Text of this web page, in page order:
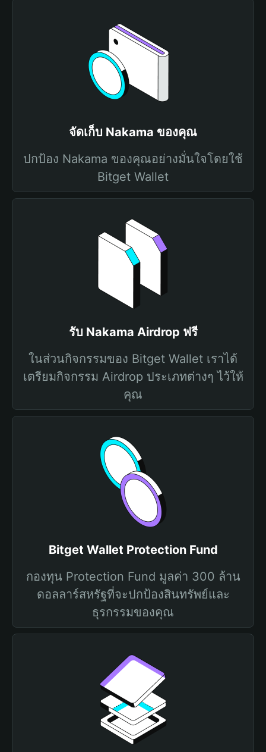
จัดเก็บ Nakama ของคุณ
ปกป้อง Nakama ของคุณอย่างมั่นใจโดยใช้
Bitget Wallet
รับ Nakama Airdrop ฟรี
ในส่วนกิจกรรมของ Bitget Wallet เราได้
เตรียมกิจกรรม Airdrop ประเภทต่างๆ ไว้ให้
คุณ
Bitget Wallet Protection Fund
กองทุน Protection Fund มูลค่า 300 ล้าน
ดอลลาร์สหรัฐที่จะปกป้องสินทรัพย์และ
ธุรกรรมของคุณ